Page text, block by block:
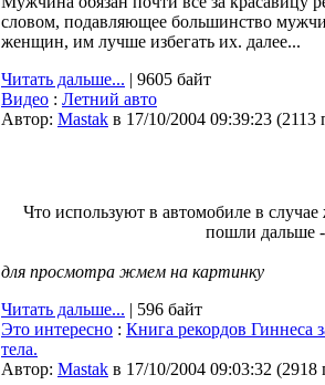
словом, подавляющее большинство
женщин, им лучше избегать их. далее...
Читать дальше... | 9605 байт
Видео : Летний авто
Автор: Мastak в 17/10/2004 09:39:23 (2113
Что используют в автомобиле в
пошли дальше
для просмотра жмем на картинку
Читать дальше... | 596 байт
Это интересно : Книга рекордов Гиннеса
тела.
Автор: Мastak в 17/10/2004 09:03:32 (2918